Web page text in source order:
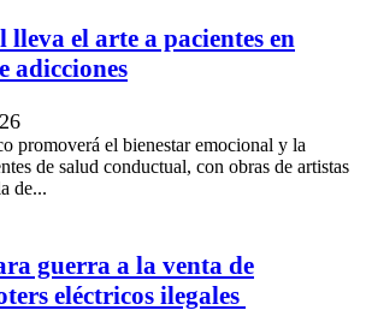
el arte a pacientes en
adicciones
promoverá el bienestar emocional y la
de salud conductual, con obras de artistas
de...
guerra a la venta de
eléctricos ilegales